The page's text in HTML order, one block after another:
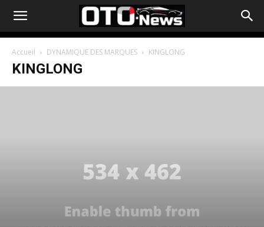
Accueil DYNAMIQUE DES MARQUES KINGLONG
KINGLONG